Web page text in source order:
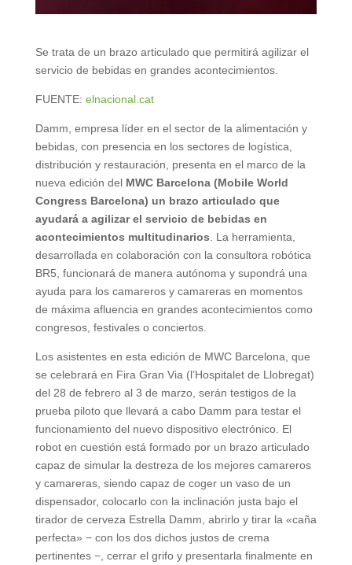
Se trata de un brazo articulado que permitirá agilizar el
servicio de bebidas en grandes acontecimientos.
FUENTE: elnacional.cat
Damm, empresa líder en el sector de la alimentación y
bebidas, con presencia en los sectores de logística,
distribución y restauración, presenta en el marco de la
nueva edición del MWC Barcelona (Mobile World
Congress Barcelona) un brazo articulado que
ayudará a agilizar el servicio de bebidas en
acontecimientos multitudinarios . La herramienta,
desarrollada en colaboración con la consultora robótica
BR5, funcionará de manera autónoma y supondrá una
ayuda para los camareros y camareras en momentos
de máxima afluencia en grandes acontecimientos como
congresos, festivales o conciertos.
Los asistentes en esta edición de MWC Barcelona, que
se celebrará en Fira Gran Via (l’Hospitalet de Llobregat)
del 28 de febrero al 3 de marzo, serán testigos de la
prueba piloto que llevará a cabo Damm para testar el
funcionamiento del nuevo dispositivo electrónico. El
robot en cuestión está formado por un brazo articulado
capaz de simular la destreza de los mejores camareros
y camareras, siendo capaz de coger un vaso de un
dispensador, colocarlo con la inclinación justa bajo el
tirador de cerveza Estrella Damm, abrirlo y tirar la «caña
perfecta» − con los dos dichos justos de crema
pertinentes −, cerrar el grifo y presentarla finalmente en